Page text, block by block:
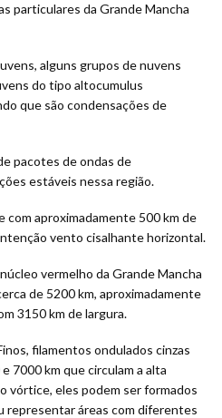
particulares da Grande Mancha
alguns grupos de nuvens
do tipo altocumulus
que são condensações de
pacotes de ondas de
estáveis nessa região.
com aproximadamente 500 km de
vento cisalhante horizontal.
vermelho da Grande Mancha
de 5200 km, aproximadamente
3150 km de largura.
filamentos ondulados cinzas
7000 km que circulam a alta
vórtice, eles podem ser formados
representar áreas com diferentes